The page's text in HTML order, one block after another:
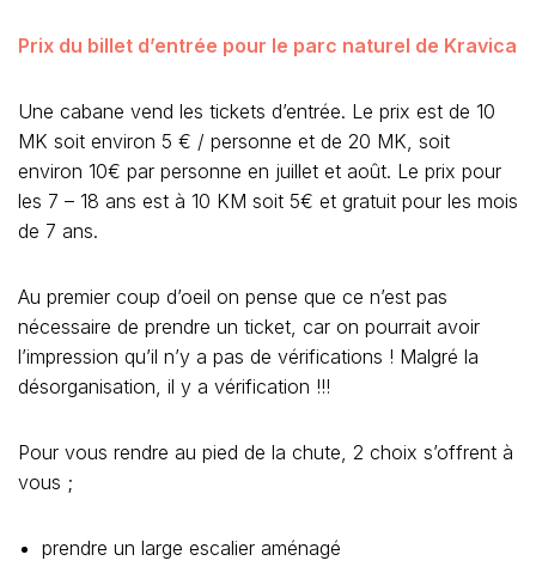
Prix du billet d’entrée pour le parc naturel de Kravica
Une cabane vend les tickets d’entrée. Le prix est de 10
MK soit environ 5 € / personne et de 20 MK, soit
environ 10€ par personne en juillet et août. Le prix pour
les 7 – 18 ans est à 10 KM soit 5€ et gratuit pour les mois
de 7 ans.
Au premier coup d’oeil on pense que ce n’est pas
nécessaire de prendre un ticket, car on pourrait avoir
l’impression qu’il n’y a pas de vérifications ! Malgré la
désorganisation, il y a vérification !!!
Pour vous rendre au pied de la chute, 2 choix s’offrent à
vous ;
prendre un large escalier aménagé